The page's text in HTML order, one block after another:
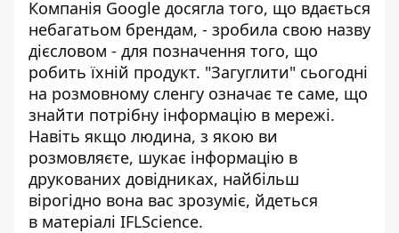
Компанія Google досягла того, що вдається
небагатьом брендам, - зробила свою назву
дієсловом - для позначення того, що
робить їхній продукт. "Загуглити" сьогодні
на розмовному сленгу означає те саме, що
знайти потрібну інформацію в мережі.
Навіть якщо людина, з якою ви
розмовляєте, шукає інформацію в
друкованих довідниках, найбільш
вірогідно вона вас зрозуміє, йдеться
в матеріалі IFLScience.